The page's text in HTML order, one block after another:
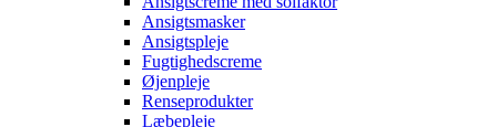
Ansigtsmasker
Ansigtspleje
Fugtighedscreme
Øjenpleje
Renseprodukter
Læbepleje